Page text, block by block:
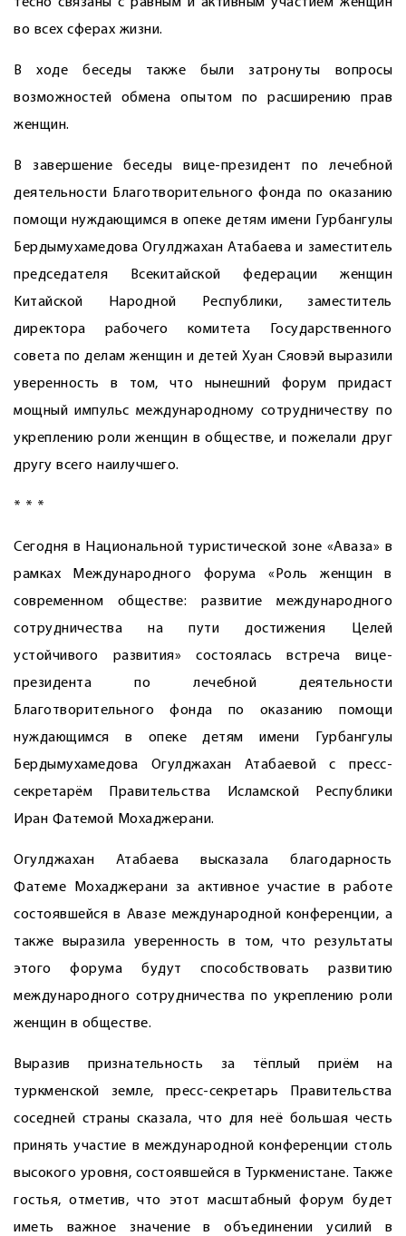
во всех сферах жизни.
В ходе беседы также были затронуты вопросы
возможностей обмена опытом по расширению прав
женщин.
В завершение беседы вице-президент по лечебной
деятельности Благотворительного фонда по оказанию
помощи нуждающимся в опеке детям имени Гурбангулы
Бердымухамедова Огулджахан Атабаева и заместитель
председателя Всекитайской федерации женщин
Китайской Народной Республики, заместитель
директора рабочего комитета Государственного
совета по делам женщин и детей Хуан Сяовэй выразили
уверенность в том, что нынешний форум придаст
мощный импульс международному сотрудничеству по
укреплению роли женщин в обществе, и пожелали друг
другу всего наилучшего.
* * *
Сегодня в Национальной туристической зоне ­«Аваза» в
рамках Международного форума «Роль женщин в
современном обществе: развитие международного
сотрудничества на пути достижения Целей
устойчивого развития» состоялась встреча вице-
президента по лечебной деятельности
Благотворительного фонда по оказанию помощи
нуждающимся в опеке детям имени Гурбангулы
Бердымухамедова Огулджахан Атабаевой с пресс-
секретарём Правительства Исламской Республики
Иран Фатемой Мохаджерани.
Огулджахан Атабаева высказала благодарность
Фатеме Мохаджерани за активное участие в работе
состоявшейся в Авазе международной конференции, а
также выразила уверенность в том, что результаты
этого форума будут способствовать развитию
международного сотрудничества по укреп­лению роли
женщин в обществе.
Выразив признательность за тёплый приём на
туркменской земле, пресс-секретарь Правительства
соседней страны сказала, что для неё большая честь
принять участие в международной конференции столь
высокого уровня, состоявшейся в Туркменистане. Также
гостья, отметив, что этот масштабный форум будет
иметь важное значение в объединении усилий в